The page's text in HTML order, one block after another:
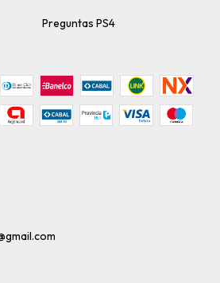
Preguntas PS4